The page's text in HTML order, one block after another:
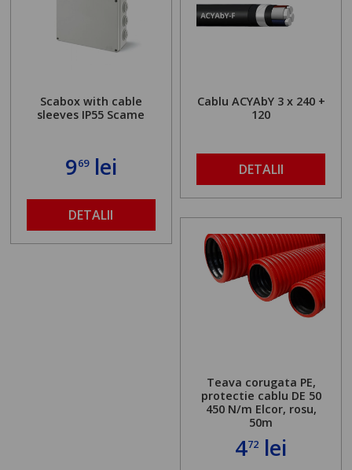
Scabox with cable
sleeves IP55 Scame
969lei
DETALII
Cablu ACYAbY 3 x 240 +
120
DETALII
Teava corugata PE,
protectie cablu DE 50
450 N/m Elcor, rosu,
50m
472 lei